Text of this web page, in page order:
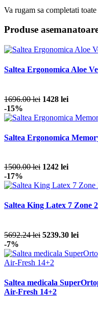
Va rugam sa completati
Produse
Saltea Ergonomica Aloe
1696.00 lei 1428 lei
-15%
Saltea Ergonomica
1500.00 lei 1242 lei
-17%
Saltea King Latex 7 Zone
5692.24 lei 5239.30 lei
-7%
Saltea medicala
Air-Fresh 14+2